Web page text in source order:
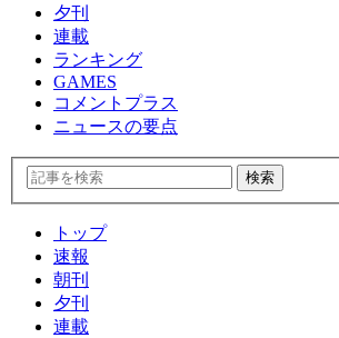
夕刊
連載
ランキング
GAMES
コメントプラス
ニュースの要点
トップ
速報
朝刊
夕刊
連載